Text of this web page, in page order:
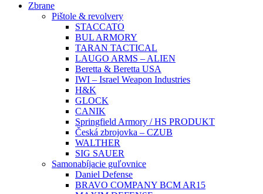
Zbrane
Pištole & revolvery
STACCATO
BUL ARMORY
TARAN TACTICAL
LAUGO ARMS – ALIEN
Beretta & Beretta USA
IWI – Israel Weapon Industries
H&K
GLOCK
CANIK
Springfield Armory / HS PRODUKT
Česká zbrojovka – CZUB
WALTHER
SIG SAUER
Samonabíjacie guľovnice
Daniel Defense
BRAVO COMPANY BCM AR15